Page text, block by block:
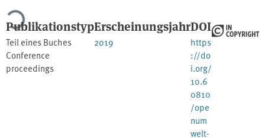
Lade...
Publikationstyp
Teil eines Buches
Conference
proceedings
Erscheinungsjahr
2019
DOI
https
://do
i.org/
10.6
0810
/ope
num
welt-